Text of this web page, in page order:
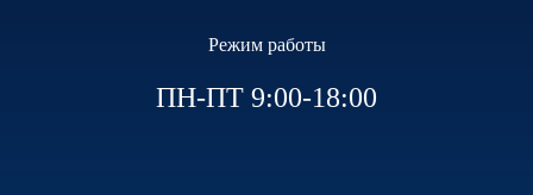
Режим работы
ПН-ПТ 9:00-18:00